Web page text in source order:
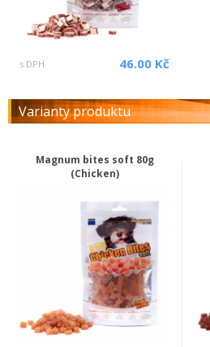
s DPH 46.00 Kč
Varianty produktu
Magnum bites soft 80g
(Chicken)